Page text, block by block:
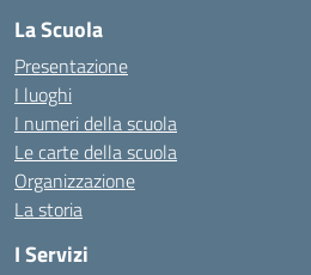
La Scuola
Presentazione
I luoghi
I numeri della scuola
Le carte della scuola
Organizzazione
La storia
I Servizi